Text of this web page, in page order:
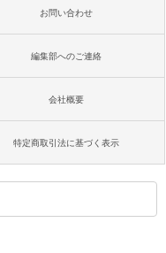
お問い合わせ
編集部へのご連絡
会社概要
特定商取引法に基づく表示